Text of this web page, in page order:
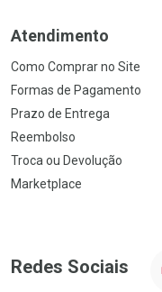
Atendimento
Como Comprar no Site
Formas de Pagamento
Prazo de Entrega
Reembolso
Troca ou Devolução
Marketplace
Redes Sociais